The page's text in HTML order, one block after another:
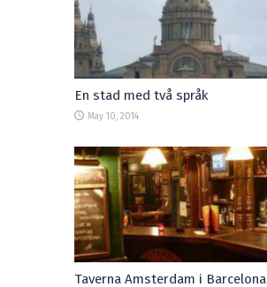
En stad med två språk
May 10, 2014
Taverna Amsterdam i Barcelona